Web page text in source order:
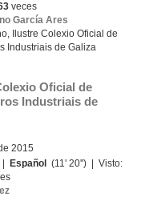
veces
García Ares
Ilustre Colexio Oficial de
Industriais de Galiza
Oficial de
Industriais de
2015
Español
(11' 20'') | Visto: